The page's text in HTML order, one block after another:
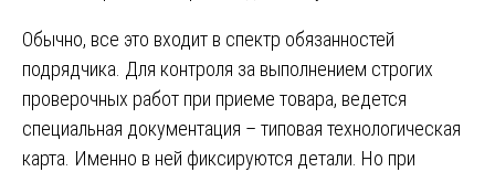
Обычно, все это входит в спектр обязанностей
подрядчика. Для контроля за выполнением строгих
проверочных работ при приеме товара, ведется
специальная документация – типовая технологическая
карта. Именно в ней фиксируются детали. Но при